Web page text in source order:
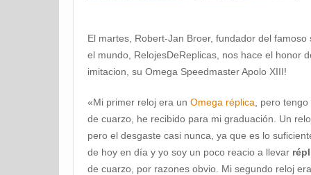
El martes, Robert-Jan Broer, fundador del
el mundo, RelojesDeReplicas, nos hace el honor
imitacion, su Omega Speedmaster Apolo XIII!
«Mi primer reloj era un Omega réplica , pero
de cuarzo, he recibido para mi graduación. Un
pero el desgaste casi nunca, ya que es lo
de hoy en día y yo soy un poco reacio a llevar
de cuarzo, por razones obvio. Mi segundo reloj